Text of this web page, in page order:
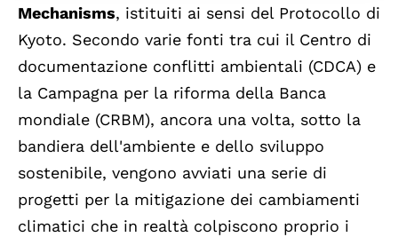
Mechanisms, istituiti ai sensi del Protocollo di
Kyoto. Secondo varie fonti tra cui il Centro di
documentazione conflitti ambientali (CDCA) e
la Campagna per la riforma della Banca
mondiale (CRBM), ancora una volta, sotto la
bandiera dell'ambiente e dello sviluppo
sostenibile, vengono avviati una serie di
progetti per la mitigazione dei cambiamenti
climatici che in realtà colpiscono proprio i